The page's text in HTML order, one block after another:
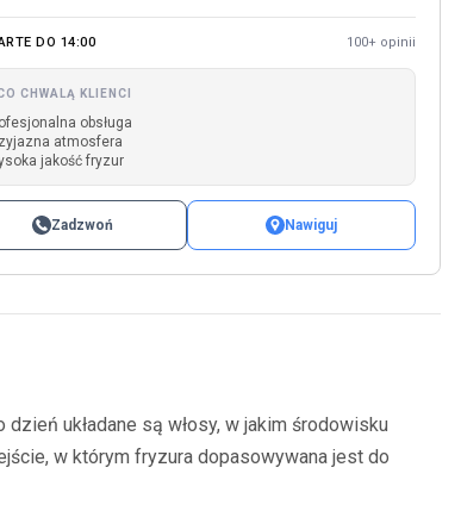
DO 14:00 100+ opinii
CHWALĄ KLIENCI
obsługa
atmosfera
jakość fryzur
Zadzwoń Nawiguj
układane są włosy, w jakim środowisku
w którym fryzura dopasowywana jest do